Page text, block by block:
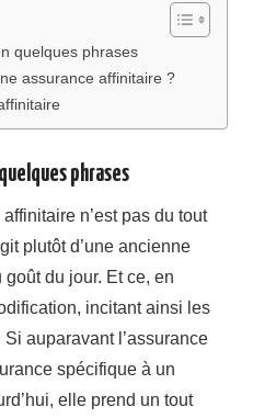
quelques phrases
assurance affinitaire ?
phrases
affinitaire n’est pas du tout
plutôt d’une ancienne
du jour. Et ce, en
incitant ainsi les
auparavant l’assurance
spécifique à un
elle prend un tout